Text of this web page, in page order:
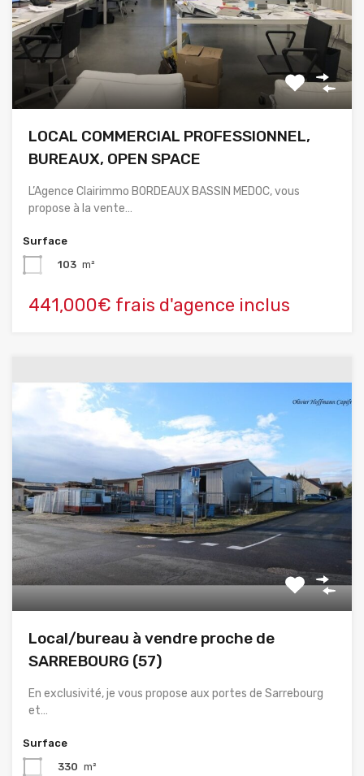
LOCAL COMMERCIAL PROFESSIONNEL,
BUREAUX, OPEN SPACE
L’Agence Clairimmo BORDEAUX BASSIN MEDOC, vous
propose à la vente…
Surface
103 m²
441,000€ frais d'agence inclus
Local/bureau à vendre proche de
SARREBOURG (57)
En exclusivité, je vous propose aux portes de Sarrebourg
et…
Surface
330 m²